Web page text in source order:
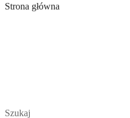
Strona główna
Szukaj